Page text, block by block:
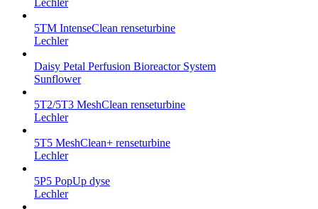
Lechler
5TM IntenseClean renseturbine
Lechler
Daisy Petal Perfusion Bioreactor System
Sunflower
5T2/5T3 MeshClean renseturbine
Lechler
5T5 MeshClean+ renseturbine
Lechler
5P5 PopUp dyse
Lechler